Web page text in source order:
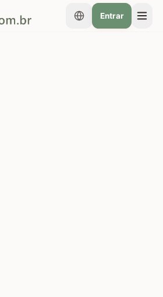
Entrar